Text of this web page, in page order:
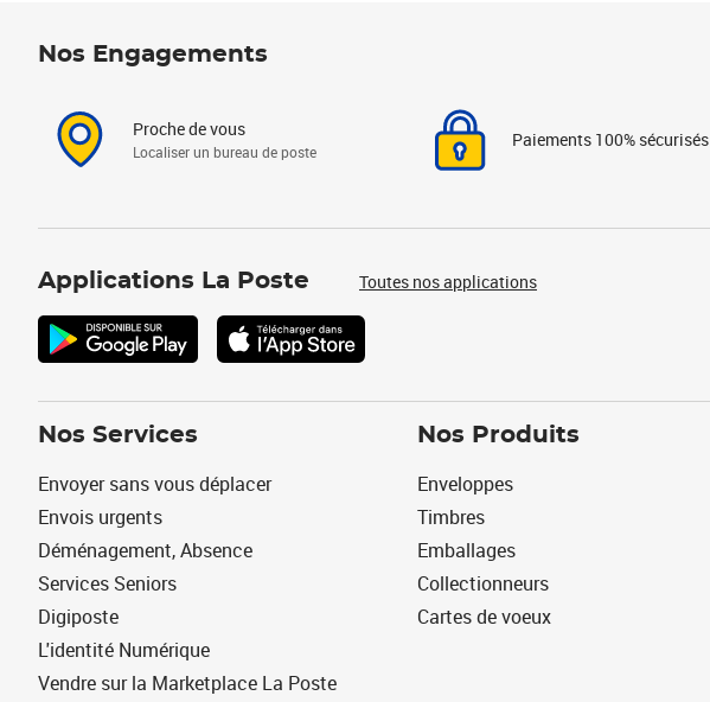
Nos Engagements
Proche de vous
Localiser un bureau de poste
Paiements 100% sécurisés
Applications La Poste Toutes nos applications
Nos Services
Envoyer sans vous déplacer
Envois urgents
Déménagement, Absence
Services Seniors
Digiposte
L'identité Numérique
Vendre sur la Marketplace La Poste
Nos Produits
Enveloppes
Timbres
Emballages
Collectionneurs
Cartes de voeux